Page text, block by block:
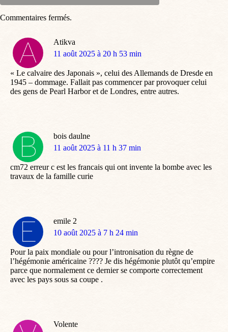
Atikva
dit
11 août 2025 à 20 h 53 min
« Le calvaire des Japonais », celui des Allemands de Dresde en
1945 – dommage. Fallait pas commencer par provoquer celui
des gens de Pearl Harbor et de Londres, entre autres.
bois daulne
dit
11 août 2025 à 11 h 37 min
cm72 erreur c est les francais qui ont invente la bombe avec les
travaux de la famille curie
emile 2
dit
10 août 2025 à 7 h 24 min
Pour la paix mondiale ou pour l’intronisation du règne de
l’hégémonie américaine ???? Je dis hégémonie plutôt qu’empire
parce que normalement ce dernier se comporte correctement
avec les pays sous sa coupe .
Volente
Commentaires fermés.